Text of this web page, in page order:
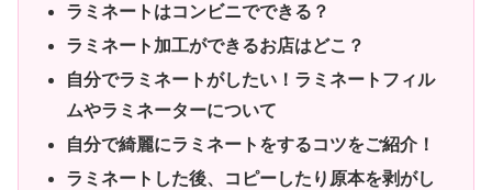
ラミネートはコンビニでできる？
ラミネート加工ができるお店はどこ？
自分でラミネートがしたい！ラミネートフィル
ムやラミネーターについて
自分で綺麗にラミネートをするコツをご紹介！
ラミネートした後、コピーしたり原本を剥がし